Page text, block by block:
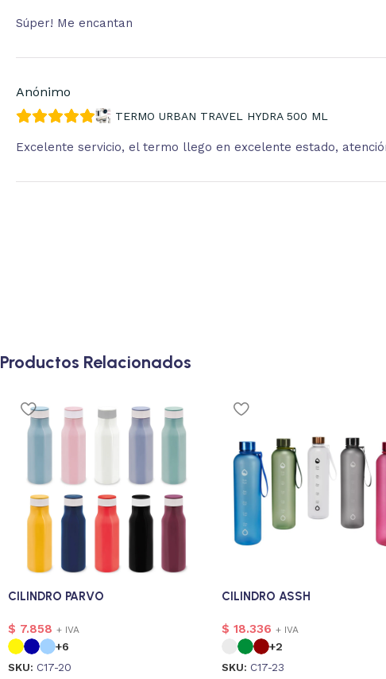
Súper! Me encantan
Anónimo
TERMO URBAN TRAVEL HYDRA 500 ML
Excelente servicio, el termo llego en excelente estado,
Productos Relacionados
CILINDRO PARVO
$ 7.858 + IVA
+6
SKU: C17-20
CILINDRO ASSH
$ 18.336 + IVA
+2
SKU: C17-23